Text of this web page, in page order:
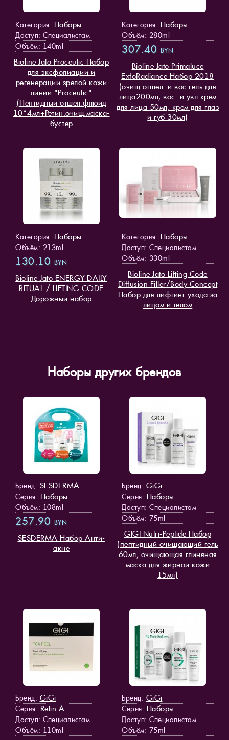
Категория: Наборы
Доступ: Специалистам
Объём: 140ml
Bioline Jato Proceutic Набор
для эксфолиации и
регенерации зрелой кожи
линии "Proceutic"
(Пептидный отшел.флюид
10*4мл+Ретин.очищ.маска-
бустер
Категория: Наборы
Объём: 280ml
307.40 BYN
Bioline Jato Primaluce
ExfoRadiance Набор 2018
(очищ.отшел. и вос.гель для
лица200мл, вос. и увл.крем
для лица 50мл, крем для глаз
и губ 30мл)
Категория: Наборы
Объём: 213ml
130.10 BYN
Bioline Jato ENERGY DAILY
RITUAL / LIFTING CODE
Дорожный набор
Категория: Наборы
Доступ: Специалистам
Объём: 330ml
Bioline Jato Lifting Code
Diffusion Filler/Body Concept
Набор для лифтинг ухода за
лицом и телом
Наборы других брендов
Бренд: SESDERMA
Серия: Наборы
Объём: 108ml
257.90 BYN
SESDERMA Набор Анти-
акне
Бренд: GiGi
Серия: Наборы
Доступ: Специалистам
Объём: 75ml
GIGI Nutri-Peptide Набор
(пептидный очищающий гель
60мл, очищающая глиняная
маска для жирной кожи
15мл)
Бренд: GiGi
Серия: Retin A
Доступ: Специалистам
Объём: 110ml
Бренд: GiGi
Серия: Наборы
Доступ: Специалистам
Объём: 75ml